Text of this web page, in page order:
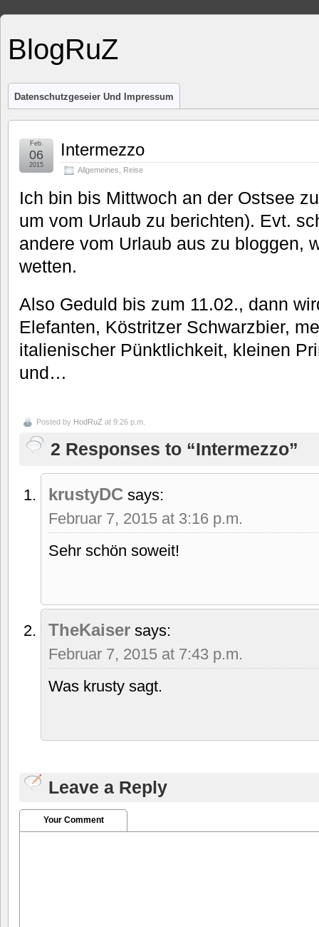
BlogRuZ
Datenschutzgeseier Und Impressum
Intermezzo
Allgemeines Reise
Feb.
06
2015
Ich bin bis Mittwoch an der Ostsee
um vom Urlaub zu berichten). Evt.
andere vom Urlaub aus zu bloggen,
wetten.
Also Geduld bis zum 11.02., dann
Elefanten, Köstritzer Schwarzbier,
italienischer Pünktlichkeit, kleinen
und…
Posted by HodRuZ at 9:26 p.m.
2 Responses to “Intermezzo”
krustyDC says:
Februar 7, 2015 at 3:16 p.m.
Sehr schön soweit!
TheKaiser says:
Februar 7, 2015 at 7:43 p.m.
Was krusty sagt.
Leave a Reply
Your Comment